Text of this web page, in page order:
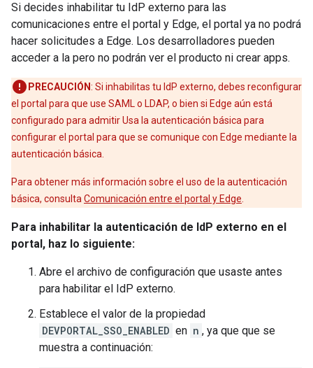
Si decides inhabilitar tu IdP externo para las
comunicaciones entre el portal y Edge, el portal ya no podrá
hacer solicitudes a Edge. Los desarrolladores pueden
acceder a la pero no podrán ver el producto ni crear apps.
PRECAUCIÓN: Si inhabilitas tu IdP externo, debes reconfigurar
el portal para que use SAML o LDAP, o bien si Edge aún está
configurado para admitir Usa la autenticación básica para
configurar el portal para que se comunique con Edge mediante la
autenticación básica.
Para obtener más información sobre el uso de la autenticación
básica, consultaComunicación entre el portal y Edge.
Para inhabilitar la autenticación de IdP externo en el
portal, haz lo siguiente:
Abre el archivo de configuración que usaste antes
para habilitar el IdP externo.
Establece el valor de la propiedad
DEVPORTAL_SSO_ENABLED en n , ya que que se
muestra a continuación: